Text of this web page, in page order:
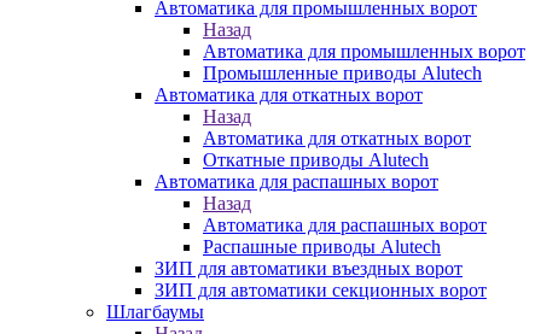
Автоматика для промышленных ворот
Назад
Автоматика для промышленных ворот
Промышленные приводы Alutech
Автоматика для откатных ворот
Назад
Автоматика для откатных ворот
Откатные приводы Alutech
Автоматика для распашных ворот
Назад
Автоматика для распашных ворот
Распашные приводы Alutech
ЗИП для автоматики въездных ворот
ЗИП для автоматики секционных ворот
Шлагбаумы